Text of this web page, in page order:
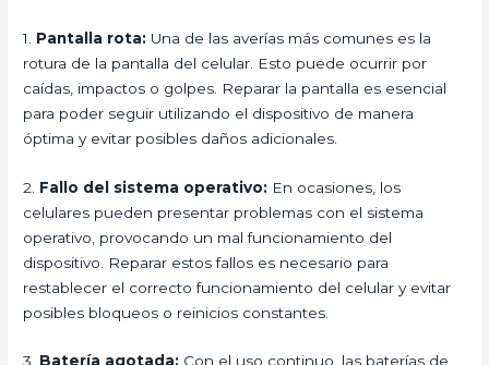
1. Pantalla rota: Una de las averías más comunes es la
rotura de la pantalla del celular. Esto puede ocurrir por
caídas, impactos o golpes. Reparar la pantalla es esencial
para poder seguir utilizando el dispositivo de manera
óptima y evitar posibles daños adicionales.
2. Fallo del sistema operativo: En ocasiones, los
celulares pueden presentar problemas con el sistema
operativo, provocando un mal funcionamiento del
dispositivo. Reparar estos fallos es necesario para
restablecer el correcto funcionamiento del celular y evitar
posibles bloqueos o reinicios constantes.
3. Batería agotada: Con el uso continuo, las baterías de